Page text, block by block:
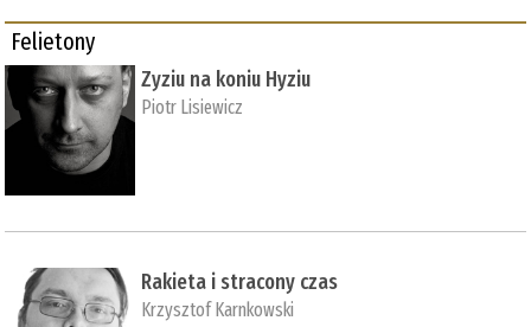
Felietony
Zyziu na koniu Hyziu
Piotr Lisiewicz
Rakieta i stracony czas
Krzysztof Karnkowski